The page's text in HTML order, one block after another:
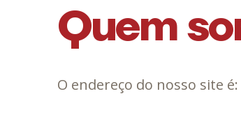
Quem
O endereço do nosso site